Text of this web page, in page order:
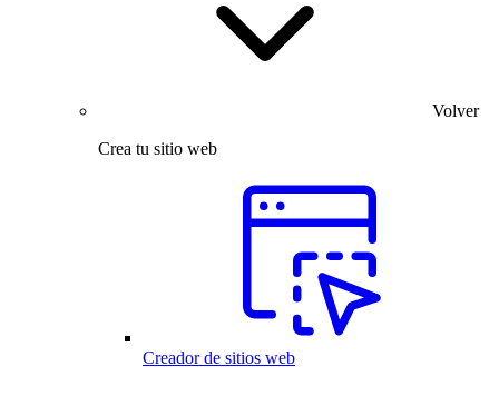
Volver
Crea tu sitio web
Creador de sitios web